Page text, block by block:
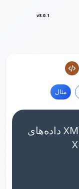
v3.0.1
مثال
داده‌های XML خود را بچسبانید یا فایل‌های